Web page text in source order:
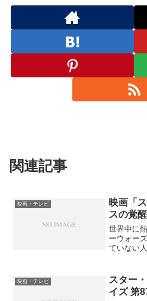
関連記事
映画・テレビ
映画「
スの覚
世界中に
ーウォー
ていない
ーアップ
わせてい
映画・テレビ
スター
イズ 第